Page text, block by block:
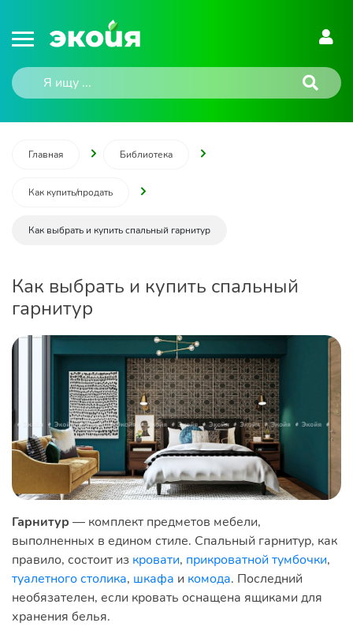
Главная Библиотека
Как купить/продать
Как выбрать и купить спальный гарнитур
Как выбрать и купить спальный
гарнитур
Гарнитур — комплект предметов мебели,
выполненных в едином стиле. Спальный гарнитур, как
правило, состоит из кровати, прикроватной тумбочки,
туалетного столика, шкафа и комода. Последний
необязателен, если кровать оснащена ящиками для
хранения белья.